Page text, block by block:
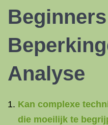
Analyse
Kan complexe
die moeilijk te